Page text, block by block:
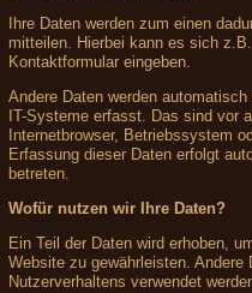
Ihre Daten werden zum einen
mitteilen. Hierbei kann es sich
Kontaktformular eingeben.
Andere Daten werden
IT-Systeme erfasst. Das sind vor
Internetbrowser, Betriebssystem
Erfassung dieser Daten erfolgt
betreten.
Wofür nutzen wir Ihre Daten?
Ein Teil der Daten wird erhoben,
Website zu gewährleisten.
Nutzerverhaltens verwendet